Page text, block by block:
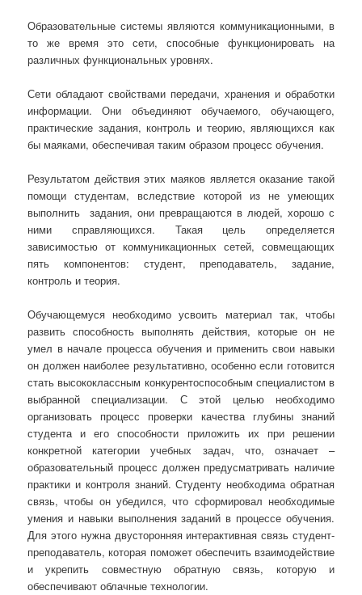
Образовательные системы являются коммуникационными, в
то же время это сети, способные функционировать на
различных функциональных уровнях.
Сети обладают свойствами передачи, хранения и обработки
информации. Они объединяют обучаемого, обучающего,
практические задания, контроль и теорию, являющихся как
бы маяками, обеспечивая таким образом процесс обучения.
Результатом действия этих маяков является оказание такой
помощи студентам, вследствие которой из не умеющих
выполнить задания, они превращаются в людей, хорошо с
ними справляющихся. Такая цель определяется
зависимостью от коммуникационных сетей, совмещающих
пять компонентов: студент, преподаватель, задание,
контроль и теория.
Обучающемуся необходимо усвоить материал так, чтобы
развить способность выполнять действия, которые он не
умел в начале процесса обучения и применить свои навыки
он должен наиболее результативно, особенно если готовится
стать высококлассным конкурентоспособным специалистом в
выбранной специализации. С этой целью необходимо
организовать процесс проверки качества глубины знаний
студента и его способности приложить их при решении
конкретной категории учебных задач, что, означает –
образовательный процесс должен предусматривать наличие
практики и контроля знаний. Студенту необходима обратная
связь, чтобы он убедился, что сформировал необходимые
умения и навыки выполнения заданий в процессе обучения.
Для этого нужна двусторонняя интерактивная связь студент-
преподаватель, которая поможет обеспечить взаимодействие
и укрепить совместную обратную связь, которую и
обеспечивают облачные технологии.